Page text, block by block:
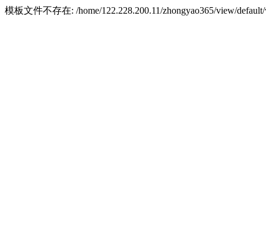
模板文件不存在: /home/122.228.200.11/zhongyao365/view/default/